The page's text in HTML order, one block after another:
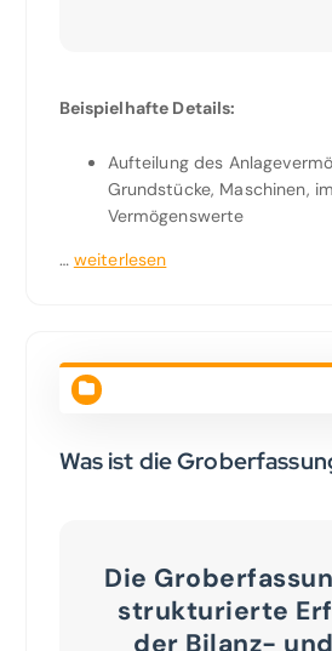
Beispielhafte Details:
Aufteilung des
Grundstücke, Maschinen,
Vermögenswerte
… weiterlesen
Was ist die
Die
strukturierte
der Bilanz-